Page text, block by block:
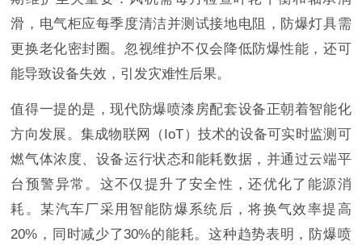
滑，电气柜应每季度清洁并测试接地电阻，防爆灯具需
更换老化密封圈。忽视维护不仅会降低防爆性能，还可
能导致设备失效，引发灾难性后果。
值得一提的是，现代防爆喷漆房配套设备正朝着智能化
方向发展。集成物联网（IoT）技术的设备可实时监测可
燃气体浓度、设备运行状态和能耗数据，并通过云端平
台预警异常。这不仅提升了安全性，还优化了能源消
耗。某汽车厂采用智能防爆系统后，将换气效率提高
20%，同时减少了30%的能耗。这种趋势表明，防爆喷